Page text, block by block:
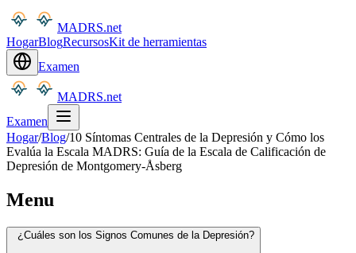
MADRS.net
HogarBlogRecursosKit de herramientas
Examen
MADRS.net
Examen
Hogar/Blog/10 Síntomas Centrales de la Depresión y Cómo los
Evalúa la Escala MADRS: Guía de la Escala de Calificación de
Depresión de Montgomery-Åsberg
Menu
¿Cuáles son los Signos Comunes de la Depresión?